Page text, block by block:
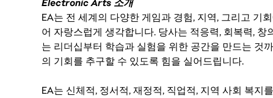
Electronic Arts 소개
EA는 전 세계의 다양한 게임과 경험, 지역, 그리고 기
어 자랑스럽게 생각합니다. 당사는 적응력, 회복력,
는 리더십부터 학습과 실험을 위한 공간을 만드는 것
의 기회를 추구할 수 있도록 힘을 실어드립니다.
EA는 신체적, 정서적, 재정적, 직업적, 지역 사회 복지